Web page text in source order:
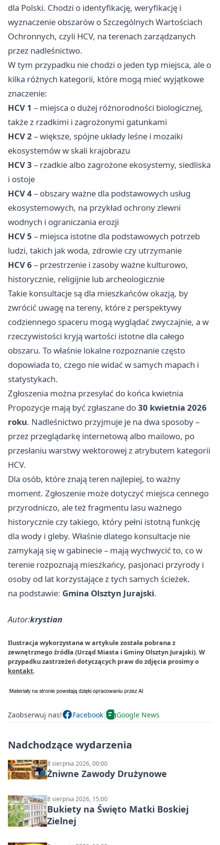
dla Polski. Chodzi o identyfikację, weryfikację i
wyznaczenie obszarów o Szczególnych Wartościach
Ochronnych, czyli HCV, na terenach zarządzanych
przez nadleśnictwo.
W tym przypadku nie chodzi o jeden typ miejsca, ale o
kilka różnych kategorii, które mogą mieć wyjątkowe
znaczenie:
HCV 1 – miejsca o dużej różnorodności biologicznej,
także z rzadkimi i zagrożonymi gatunkami
HCV 2 – większe, spójne układy leśne i mozaiki
ekosystemów w skali krajobrazu
HCV 3 – rzadkie albo zagrożone ekosystemy, siedliska
i ostoje
HCV 4– obszary ważne dla podstawowych usług
ekosystemowych, na przykład ochrony zlewni
wodnych i ograniczania erozji
HCV 5 – miejsca istotne dla podstawowych potrzeb
ludzi, takich jak woda, zdrowie czy utrzymanie
HCV 6 – przestrzenie i zasoby ważne kulturowo,
historycznie, religijnie lub archeologicznie
Takie konsultacje są dla mieszkańców okazją, by
zwrócić uwagę na tereny, które z perspektywy
codziennego spaceru mogą wyglądać zwyczajnie, a w
rzeczywistości kryją wartości istotne dla całego
obszaru. To właśnie lokalne rozpoznanie często
dopowiada to, czego nie widać w samych mapach i
statystykach.
Zgłoszenia można przesyłać do końca kwietnia
Propozycje mają być zgłaszane do30 kwietnia 2026
roku. Nadleśnictwo przyjmuje je na dwa sposoby –
przez przeglądarkę internetową albo mailowo, po
przesłaniu warstwy wektorowej z atrybutem kategorii
HCV.
Dla osób, które znają teren najlepiej, to ważny
moment. Zgłoszenie może dotyczyć miejsca cennego
przyrodniczo, ale też fragmentu lasu ważnego
historycznie czy takiego, który pełni istotną funkcję
dla wody i gleby. Właśnie dlatego konsultacje nie
zamykają się w gabinecie – mają wychwycić to, co w
terenie rozpoznają mieszkańcy, pasjonaci przyrody i
osoby od lat korzystające z tych samych ścieżek.
na podstawie: Gmina Olsztyn Jurajski.
Autor:krystian
Ilustracja wykorzystana w artykule została pobrana z
zewnętrznego źródła (Urząd Miasta i Gminy Olsztyn Jurajski). W
przypadku zastrzeżeń dotyczących praw do zdjęcia prosimy o
kontakt.
Zaobserwuj nas! Facebook Google News
Nadchodzące wydarzenia
8 sierpnia 2026, 00:00
Żniwne Zawody Drużynowe
8 sierpnia 2026, 15:00
Bukiety na Święto Matki Boskiej
Zielnej